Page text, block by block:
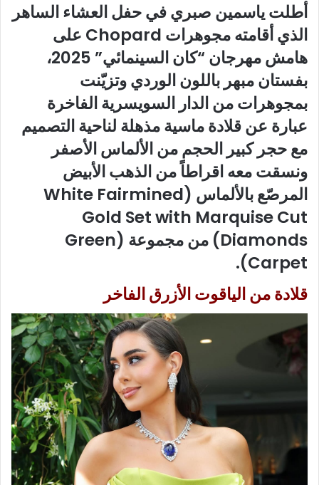
أطلت ياسمين صبري في حفل العشاء الساهر
الذي أقامته مجوهرات Chopard على
هامش مهرجان “كان السينمائي” 2025،
بفستان مبهر باللون الوردي وتزيّنت
بمجوهرات من الدار السويسرية الفاخرة
عبارة عن قلادة ماسية مذهلة لناحية التصميم
مع حجر كبير الحجم من الألماس الأصفر
ونسقت معه اقراطاً من الذهب الأبيض
المرصّع بالألماس (White Fairmined
Gold Set with Marquise Cut
Diamonds) من مجموعة (Green
Carpet).
قلادة من الياقوت الأزرق الفاخر